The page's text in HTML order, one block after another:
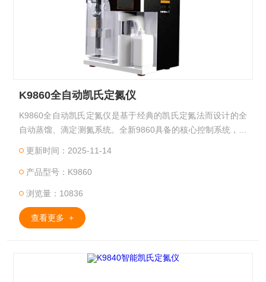
K9860全自动凯氏定氮仪
K9860全自动凯氏定氮仪是基于经典的凯氏定氮法而设计的全
自动蒸馏、滴定测氮系统。全新9860具备的核心控制系统，以
的准确性。广泛应用于食品加工、饲料生产、烟草、畜牧、土
更新时间：2025-11-14
产品型号：K9860
浏览量：10836
查看更多 +